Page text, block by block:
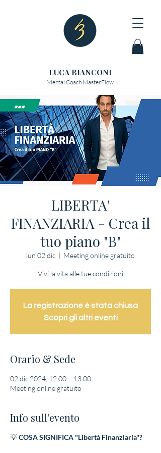
LUCA BIANCONI
Mental Coach MasterFlow
LIBERTA'
FINANZIARIA - Crea il
tuo piano "B"
lun 02 dic
  |
Meeting online gratuito
Vivi la vita alle tue condizioni
La registrazione è stata chiusa
Scopri gli altri eventi
Orario & Sede
02 dic 2024, 12:00 – 13:00
Meeting online gratuito
Info sull'evento
💡COSA SIGNIFICA "Libertà Finanziaria"?